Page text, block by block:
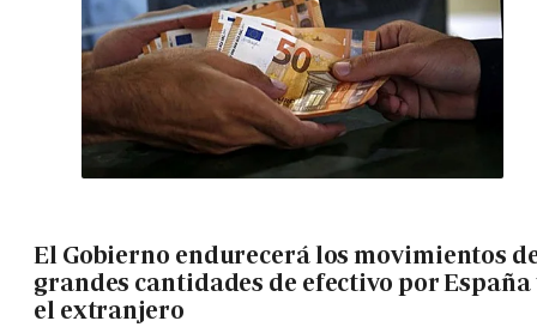
El Gobierno endurecerá los movimientos
grandes cantidades de efectivo por España
el extranjero